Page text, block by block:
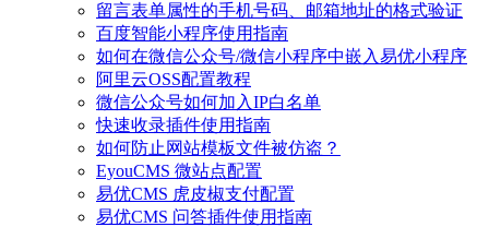
留言表单属性的手机号码、邮箱地址的格式验证
百度智能小程序使用指南
如何在微信公众号/微信小程序中嵌入易优小程序
阿里云OSS配置教程
微信公众号如何加入IP白名单
快速收录插件使用指南
如何防止网站模板文件被仿盗？
EyouCMS 微站点配置
易优CMS 虎皮椒支付配置
易优CMS 问答插件使用指南